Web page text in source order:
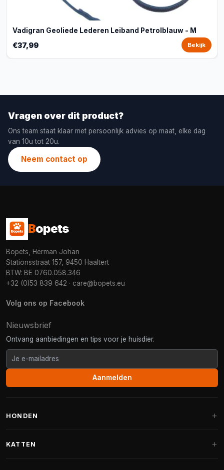
Vadigran Geoliede Lederen Leiband Petrolblauw - M
€37,99 Bekijk
Vragen over dit product?
Ons team staat klaar met persoonlijk advies op maat, elke dag
van 10u tot 20u.
Neem contact op
Bopets
Bopets, Herman Johan
Stationsstraat 157, 9450 Haaltert
BTW: BE 0760.058.346
+32 (0)53 839 642 · care@bopets.eu
Volg ons op Facebook
Nieuwsbrief
Ontvang aanbiedingen en tips voor je huisdier.
Aanmelden
HONDEN
KATTEN